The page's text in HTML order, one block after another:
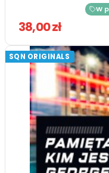
W
38,00 zł
SQN ORIGINALS